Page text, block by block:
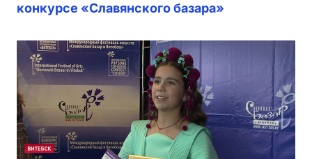
конкурсе «Славянского базара»